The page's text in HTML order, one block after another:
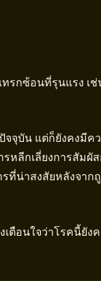
รกซ้อนที่รุนแรง เ
จุบัน แต่ก็ยังคงมีค
ลีกเลี่ยงการสัมผั
น่าสงสัยหลังจาก
เตือนใจว่าโรคนี้ยั